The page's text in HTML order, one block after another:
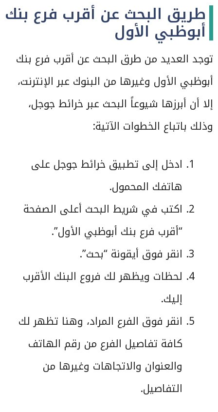
طريق البحث عن أقرب فرع بنك
أبوظبي الأول
توجد العديد من طرق البحث عن أقرب فرع بنك
أبوظبي الأول وغيرها من البنوك عبر الإنترنت،
إلا أن أبرزها شيوعاً البحث عبر خرائط جوجل،
وذلك باتباع الخطوات الآتية:
ادخل إلى تطبيق خرائط جوجل على
هاتفك المحمول.
اكتب في شريط البحث أعلى الصفحة
“أقرب فرع بنك أبوظبي الأول”.
انقر فوق أيقونة “بحث”.
لحظات ويظهر لك فروع البنك الأقرب
إليك.
انقر فوق الفرع المراد، وهنا تظهر لك
كافة تفاصيل الفرع من رقم الهاتف
والعنوان والاتجاهات وغيرها من
التفاصيل.